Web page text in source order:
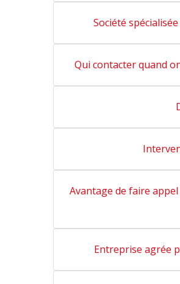
Société
Qui contacter quand
Avantage de faire
Entreprise agrée